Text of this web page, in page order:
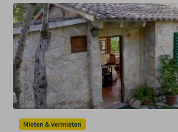
Mieten & Vermieten